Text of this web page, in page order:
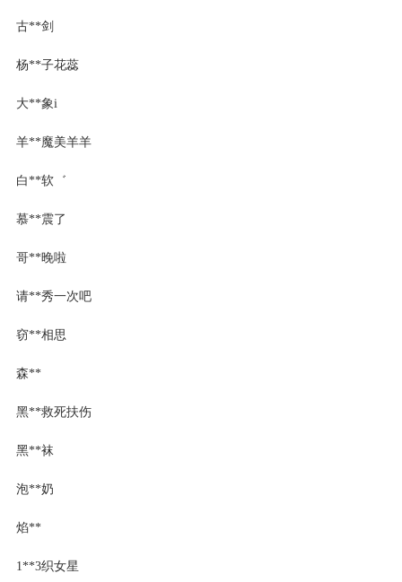
古**剑
杨**子花蕊
大**象i
羊**魔美羊羊
白**软゛
慕**震了
哥**晚啦
请**秀一次吧
窃**相思
森**
黑**救死扶伤
黑**袜
泡**奶
焰**
1**3织女星